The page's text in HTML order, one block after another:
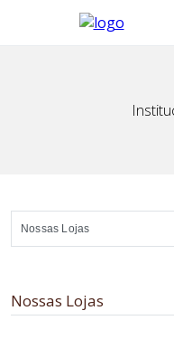
Nossas Lojas